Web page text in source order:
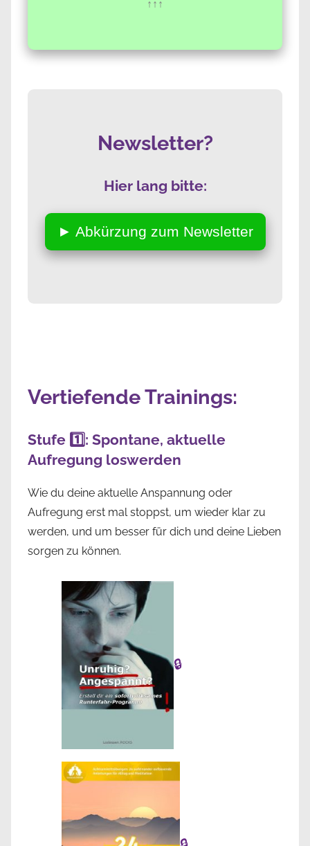
↑↑↑
Newsletter?
Hier lang bitte:
► Abkürzung zum Newsletter
Vertiefende Trainings:
Stufe 1️⃣: Spontane, aktuelle
Aufregung loswerden
Wie du deine aktuelle Anspannung oder
Aufregung erst mal stoppst, um wieder klar zu
werden, und um besser für dich und deine Lieben
sorgen zu können.
🔒